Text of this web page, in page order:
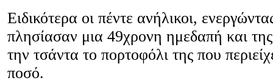
Ειδικότερα οι πέντε ανήλικοι,
πλησίασαν μια 49χρονη ημεδαπή και
την τσάντα το πορτοφόλι της που
ποσό.